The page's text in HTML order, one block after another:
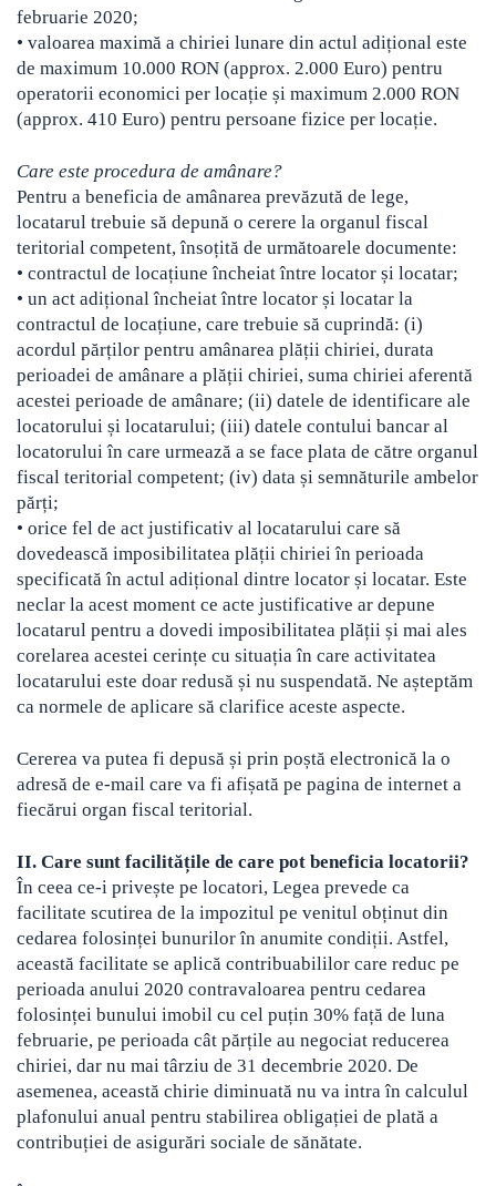
februarie 2020;
• valoarea maximă a chiriei lunare din actul adițional este
de maximum 10.000 RON (approx. 2.000 Euro) pentru
operatorii economici per locație și maximum 2.000 RON
(approx. 410 Euro) pentru persoane fizice per locație.
Care este procedura de amânare?
Pentru a beneficia de amânarea prevăzută de lege,
locatarul trebuie să depună o cerere la organul fiscal
teritorial competent, însoțită de următoarele documente:
• contractul de locațiune încheiat între locator și locatar;
• un act adițional încheiat între locator și locatar la
contractul de locațiune, care trebuie să cuprindă: (i)
acordul părților pentru amânarea plății chiriei, durata
perioadei de amânare a plății chiriei, suma chiriei aferentă
acestei perioade de amânare; (ii) datele de identificare ale
locatorului și locatarului; (iii) datele contului bancar al
locatorului în care urmează a se face plata de către organul
fiscal teritorial competent; (iv) data și semnăturile ambelor
părți;
• orice fel de act justificativ al locatarului care să
dovedească imposibilitatea plății chiriei în perioada
specificată în actul adițional dintre locator și locatar. Este
neclar la acest moment ce acte justificative ar depune
locatarul pentru a dovedi imposibilitatea plății și mai ales
corelarea acestei cerințe cu situația în care activitatea
locatarului este doar redusă și nu suspendată. Ne așteptăm
ca normele de aplicare să clarifice aceste aspecte.
Cererea va putea fi depusă și prin poștă electronică la o
adresă de e-mail care va fi afișată pe pagina de internet a
fiecărui organ fiscal teritorial.
II. Care sunt facilitățile de care pot beneficia locatorii?
În ceea ce-i privește pe locatori, Legea prevede ca
facilitate scutirea de la impozitul pe venitul obținut din
cedarea folosinței bunurilor în anumite condiții. Astfel,
această facilitate se aplică contribuabililor care reduc pe
perioada anului 2020 contravaloarea pentru cedarea
folosinței bunului imobil cu cel puțin 30% față de luna
februarie, pe perioada cât părțile au negociat reducerea
chiriei, dar nu mai târziu de 31 decembrie 2020. De
asemenea, această chirie diminuată nu va intra în calculul
plafonului anual pentru stabilirea obligației de plată a
contribuției de asigurări sociale de sănătate.